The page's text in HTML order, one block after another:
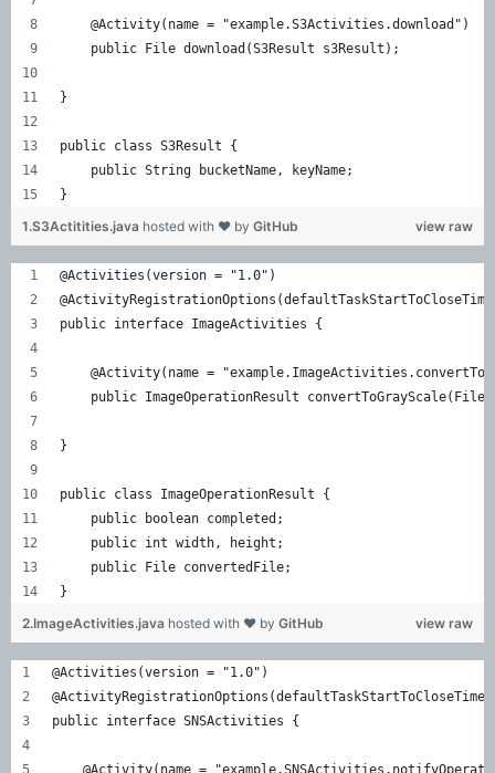
    @Activity(name = "example.S3Activities.download")
    public File download(S3Result s3Result);
}
public class S3Result {
    public String bucketName, keyName;
}
view raw
1.S3Actitities.java hosted with ❤ by GitHub
@Activities(version = "1.0")
public interface ImageActivities {
@Activity(name =
public ImageOperationResult convertToGrayScale(File
}
public class ImageOperationResult {
    public boolean completed;
    public int width, height;
    public File convertedFile;
}
view raw
2.ImageActivities.java hosted with ❤ by GitHub
@Activities(version = "1.0")
public interface SNSActivities {
@Activity(name =